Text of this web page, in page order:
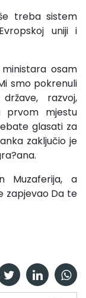
treba sistem
uniji i
osam
smo pokrenuli
razvoj,
prvom mjestu
glasati za
zaključio je
Muzaferija, a
zapjevao Da te